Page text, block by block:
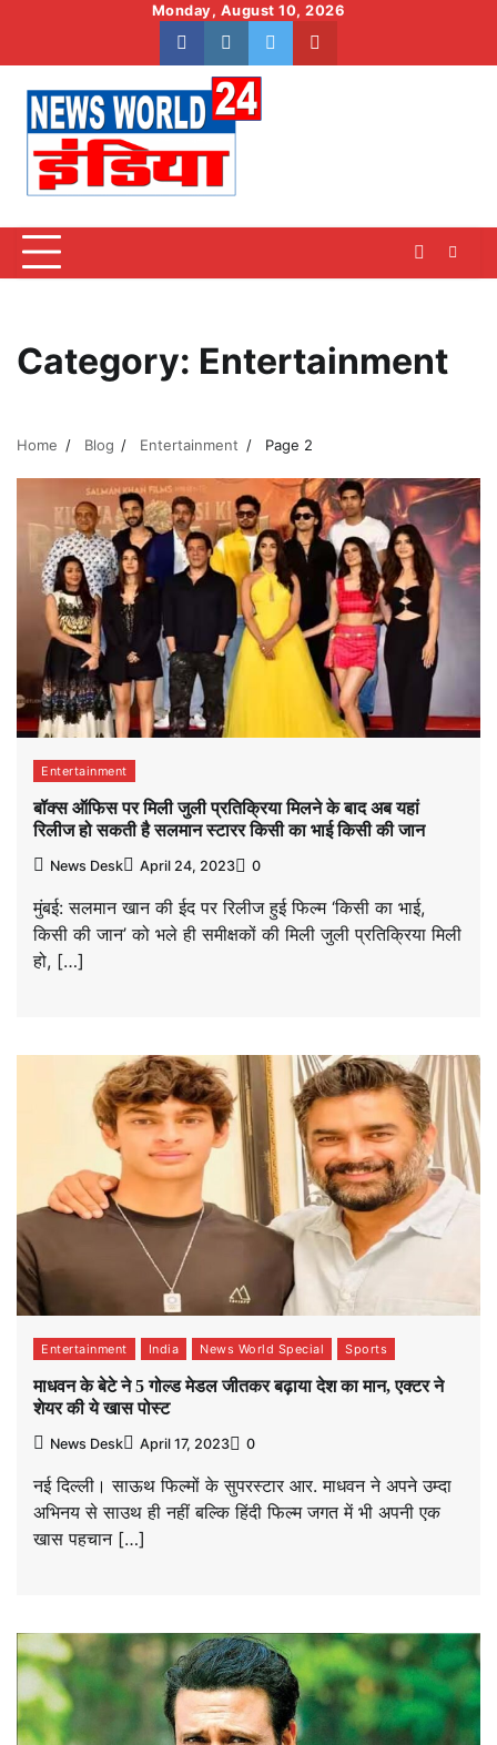
content
Monday, August 10, 2026
facebookinstagram
twitteryoutube
Category: Entertainment
Home Blog Entertainment Page 2
Entertainment
बॉक्स ऑफिस पर मिली जुली प्रतिक्रिया मिलने के बाद अब यहां
रिलीज हो सकती है सलमान स्टारर किसी का भाई किसी की जान
News Desk April 24, 2023 0
मुंबई: सलमान खान की ईद पर रिलीज हुई फिल्म ‘किसी का भाई,
किसी की जान’ को भले ही समीक्षकों की मिली जुली प्रतिक्रिया मिली
हो, […]
Entertainment India News World Special Sports
माधवन के बेटे ने 5 गोल्ड मेडल जीतकर बढ़ाया देश का मान, एक्टर ने
शेयर की ये खास पोस्ट
News Desk April 17, 2023 0
नई दिल्ली। साऊथ फिल्मों के सुपरस्टार आर. माधवन ने अपने उम्दा
अभिनय से साउथ ही नहीं बल्कि हिंदी फिल्म जगत में भी अपनी एक
खास पहचान […]